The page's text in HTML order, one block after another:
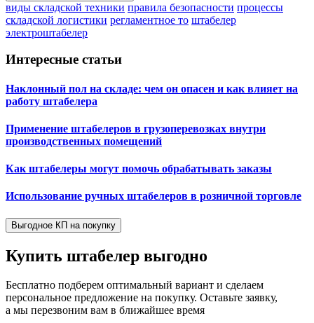
виды складской техники правила безопасности процессы
складской логистики регламентное то штабелер
электроштабелер
Интересные статьи
Наклонный пол на складе: чем он опасен и как влияет на
работу штабелера
Применение штабелеров в грузоперевозках внутри
производственных помещений
Как штабелеры могут помочь обрабатывать заказы
Использование ручных штабелеров в розничной торговле
Выгодное КП на покупку
Купить штабелер выгодно
Бесплатно подберем оптимальный вариант и сделаем
персональное предложение на покупку. Оставьте заявку,
а мы перезвоним вам в ближайшее время